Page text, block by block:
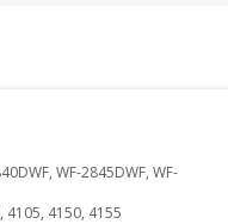
, WF-2845DWF, WF-
4105, 4150, 4155